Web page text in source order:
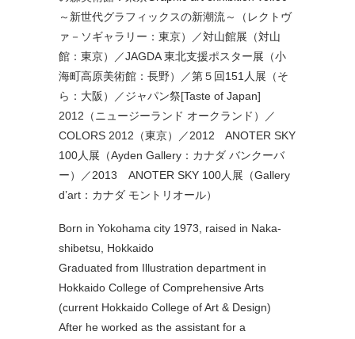
～新世代グラフィックスの新潮流～（レクトヴ
ァ－ソギャラリー：東京）／対山館展（対山
館：東京）／JAGDA 東北支援ポスター展（小
海町高原美術館：長野）／第５回151人展（そ
ら：大阪）／ジャパン祭[Taste of Japan]
2012（ニュージーランド オークランド）／
COLORS 2012（東京）／2012 ANOTER SKY
100人展（Ayden Gallery：カナダ バンクーバ
ー）／2013 ANOTER SKY 100人展（Gallery
d’art：カナダ モントリオール）
Born in Yokohama city 1973, raised in Naka-
shibetsu, Hokkaido
Graduated from Illustration department in
Hokkaido College of Comprehensive Arts
(current Hokkaido College of Art & Design)
After he worked as the assistant for a